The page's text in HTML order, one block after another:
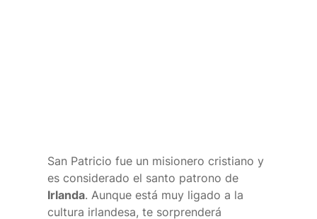
San Patricio fue un misionero cristiano y
es considerado el santo patrono de
Irlanda. Aunque está muy ligado a la
cultura irlandesa, te sorprenderá